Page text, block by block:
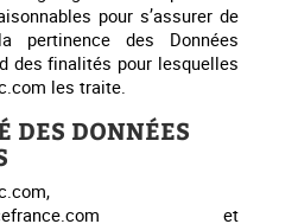
pour s’assurer de
pertinence des Données
des finalités pour lesquelles
les traite.
DES DONNÉES
et